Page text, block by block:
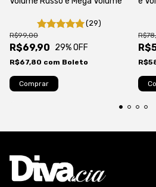
(29)
R$69,90
R$99,00
29% OFF
R$67,80 com Boleto